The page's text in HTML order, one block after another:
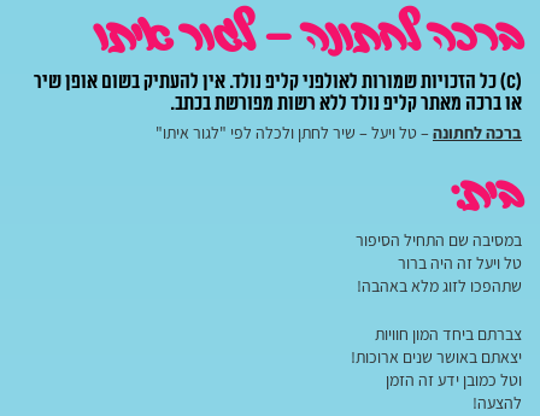
ברכה לחתונה – לגור איתו
(C) כל הזכויות שמורות לאולפני קליפ נולד.
אין להעתיק בשום אופן שיר
או ברכה מאתר קליפ נולד ללא רשות מפורשת בכתב.
ברכה לחתונה – טל ויעל – שיר לחתן ולכלה לפי "לגור איתו"
בית:
במסיבה שם התחיל הסיפור
טל ויעל זה היה ברור
שתהפכו לזוג מלא באהבה!
צברתם ביחד המון חוויות
יצאתם באושר שנים ארוכות!
וטל כמובן ידע זה הזמן
להצעה!